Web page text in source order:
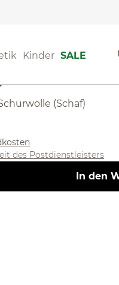
Kinder SALE
(Schaf)
des Postdienstleisters
den In den